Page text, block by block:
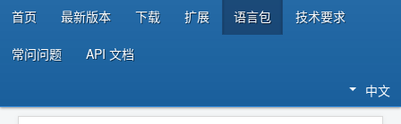
开发者资源
首页 最新版本 下载 扩展 语言包 技术要求
常问问题 API 文档
中文